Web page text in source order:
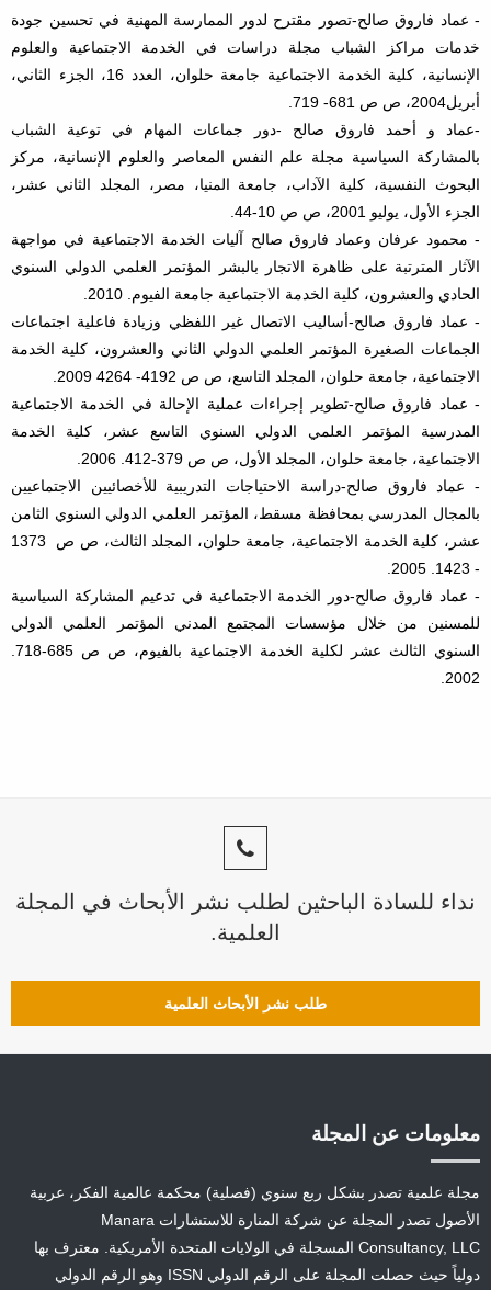
- عماد فاروق صالح-تصور مقترح لدور الممارسة المهنية في تحسين جودة
خدمات مراكز الشباب مجلة دراسات في الخدمة الاجتماعية والعلوم
الإنسانية، كلية الخدمة الاجتماعية جامعة حلوان، العدد 16، الجزء الثاني،
أبريل2004، ص ص 681- 719.
-عماد و أحمد فاروق صالح -دور جماعات المهام في توعية الشباب
بالمشاركة السياسية مجلة علم النفس المعاصر والعلوم الإنسانية، مركز
البحوث النفسية، كلية الآداب، جامعة المنيا، مصر، المجلد الثاني عشر،
الجزء الأول، يوليو 2001، ص ص 10-44.
- محمود عرفان وعماد فاروق صالح آليات الخدمة الاجتماعية في مواجهة
الآثار المترتبة على ظاهرة الاتجار بالبشر المؤتمر العلمي الدولي السنوي
الحادي والعشرون، كلية الخدمة الاجتماعية جامعة الفيوم. 2010.
- عماد فاروق صالح-أساليب الاتصال غير اللفظي وزيادة فاعلية اجتماعات
الجماعات الصغيرة المؤتمر العلمي الدولي الثاني والعشرون، كلية الخدمة
الاجتماعية، جامعة حلوان، المجلد التاسع، ص ص 4192- 4264 2009.
- عماد فاروق صالح-تطوير إجراءات عملية الإحالة في الخدمة الاجتماعية
المدرسية المؤتمر العلمي الدولي السنوي التاسع عشر، كلية الخدمة
الاجتماعية، جامعة حلوان، المجلد الأول، ص ص 379-412. 2006.
- عماد فاروق صالح-دراسة الاحتياجات التدريبية للأخصائيين الاجتماعيين
بالمجال المدرسي بمحافظة مسقط، المؤتمر العلمي الدولي السنوي الثامن
عشر، كلية الخدمة الاجتماعية، جامعة حلوان، المجلد الثالث، ص ص 1373
- 1423. 2005.
- عماد فاروق صالح-دور الخدمة الاجتماعية في تدعيم المشاركة السياسية
للمسنين من خلال مؤسسات المجتمع المدني المؤتمر العلمي الدولي
السنوي الثالث عشر لكلية الخدمة الاجتماعية بالفيوم، ص ص 685-718.
2002.
نداء للسادة الباحثين لطلب نشر الأبحاث في المجلة
العلمية.
طلب نشر الأبحاث العلمية
معلومات عن المجلة
مجلة علمية تصدر بشكل ربع سنوي (فصلية) محكمة عالمية الفكر، عربية
الأصول تصدر المجلة عن شركة المنارة للاستشارات Manara
Consultancy, LLC المسجلة في الولايات المتحدة الأمريكية. معترف بها
دولياً حيث حصلت المجلة على الرقم الدولي ISSN وهو الرقم الدولي